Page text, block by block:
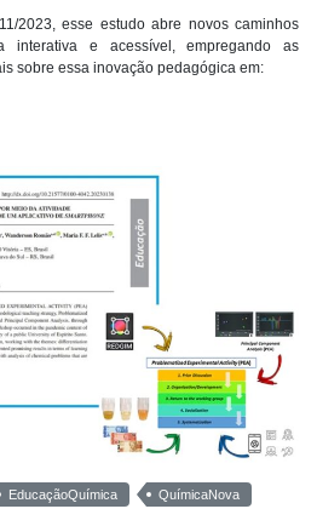
2023, esse estudo abre novos caminhos
interativa e acessível, empregando as
sobre essa inovação pedagógica em:
EducaçãoQuímica
QuímicaNova